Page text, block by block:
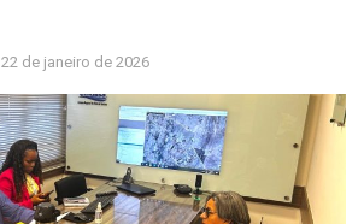
22 de janeiro de 2026